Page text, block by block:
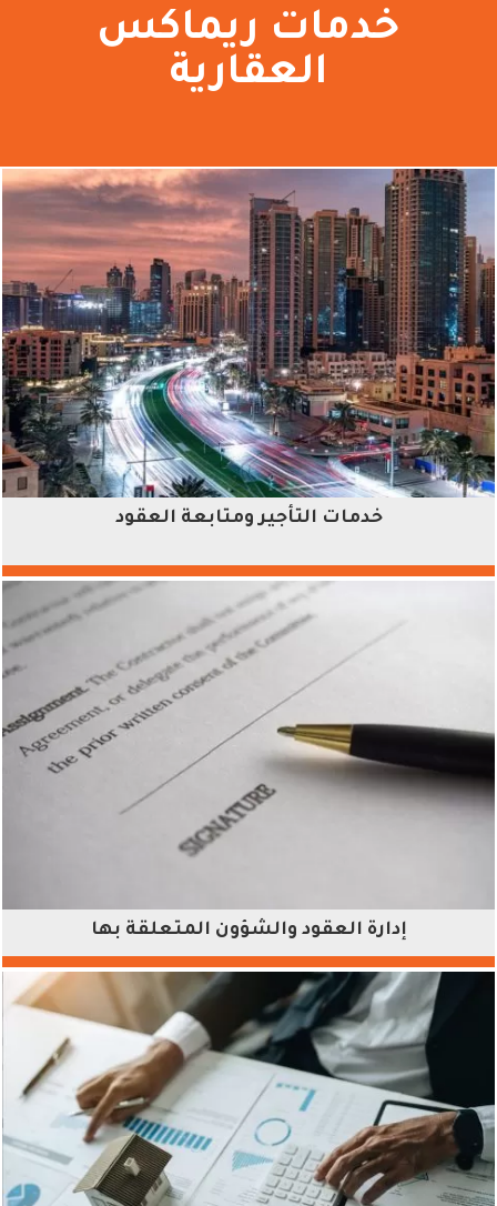
خدمات ريماكس
العقارية
خدمات التأجير ومتابعة العقود
إدارة العقود والشؤون المتعلقة بها